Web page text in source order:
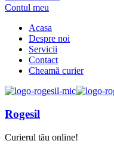
Contul meu
Acasa
Despre noi
Servicii
Contact
Cheamă curier
Rogesil
Curierul tău online!